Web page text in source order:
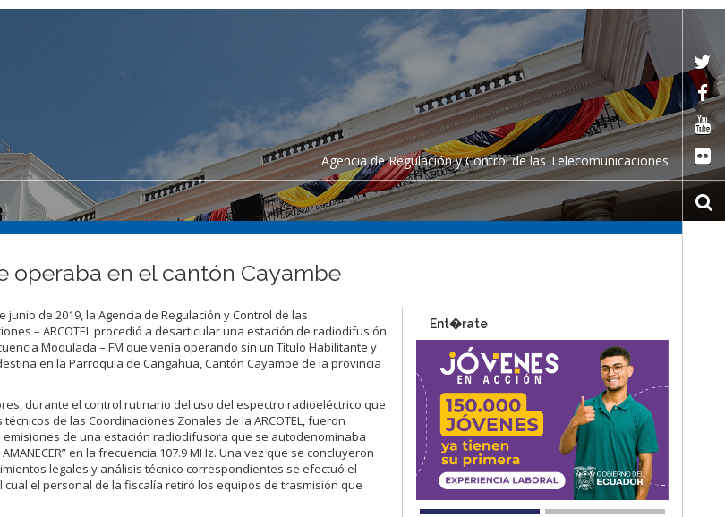
Agencia de Regulación y Control de las Telecomunicaciones
en el cantón Cayambe
junio de 2019, la Agencia de Regulación y Control de las
– ARCOTEL procedió a desarticular una estación de radiodifusión
Modulada – FM que venía operando sin un Título Habilitante y
en la Parroquia de Cangahua, Cantón Cayambe de la provincia
durante el control rutinario del uso del espectro radioeléctrico que
de las Coordinaciones Zonales de la ARCOTEL, fueron
emisiones de una estación radiodifusora que se autodenominaba
AMANECER” en la frecuencia 107.9 MHz. Una vez que se concluyeron
legales y análisis técnico correspondientes se efectuó el
cual el personal de la fiscalía retiró los equipos de trasmisión que
Ent�rate